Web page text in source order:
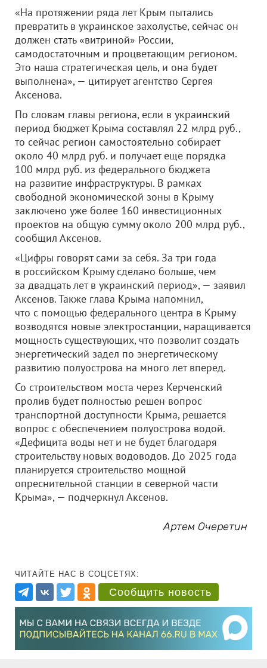
«На протяжении ряда лет Крым пытались
превратить в украинское захолустье, сейчас он
должен стать «витриной» России,
самодостаточным и процветающим регионом.
Это наша стратегическая цель, и она будет
выполнена», — цитирует агентство Сергея
Аксенова.
По словам главы региона, если в украинский
период бюджет Крыма составлял 22 млрд руб.,
то сейчас регион самостоятельно собирает
около 40 млрд руб. и получает еще порядка
100 млрд руб. из федерального бюджета
на развитие инфраструктуры. В рамках
свободной экономической зоны в Крыму
заключено уже более 160 инвестиционных
проектов на общую сумму около 200 млрд руб.,
сообщил Аксенов.
«Цифры говорят сами за себя. За три года
в российском Крыму сделано больше, чем
за двадцать лет в украинский период», — заявил
Аксенов. Также глава Крыма напомнил,
что с помощью федерального центра в Крыму
возводятся новые электростанции, наращивается
мощность существующих, что позволит создать
энергетический задел по энергетическому
развитию полуострова на много лет вперед.
Со строительством моста через Керченский
пролив будет полностью решен вопрос
транспортной доступности Крыма, решается
вопрос с обеспечением полуострова водой.
«Дефицита воды нет и не будет благодаря
строительству новых водоводов. До 2025 года
планируется строительство мощной
опреснительной станции в северной части
Крыма», — подчеркнул Аксенов.
Артем Очеретин
ЧИТАЙТЕ НАС В СОЦСЕТЯХ:
Сообщить новость